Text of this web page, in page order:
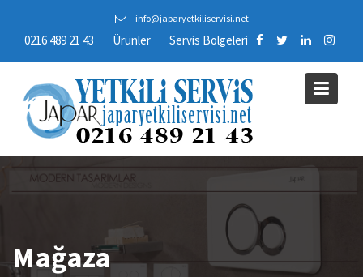
content
info@japaryetkiliservisi.net
0216 489 21 43 Ürünler Servis Bölgeleri
Mağaza